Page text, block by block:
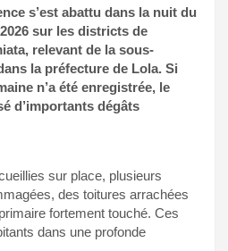
s’est abattu dans la nuit du
sur les districts de
relevant de la sous-
la préfecture de Lola. Si
n’a été enregistrée, le
d’importants dégâts
sur place, plusieurs
des toitures arrachées
fortement touché. Ces
dans une profonde